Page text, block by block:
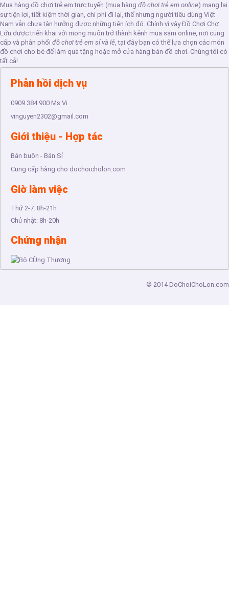
Mua hàng đồ chơi trẻ em trực tuyến (mua hàng đồ chơi trẻ em online) mang lại
sự tiện lợi, tiết kiệm thời gian, chi phí đi lại, thế nhưng người tiêu dùng Việt
Nam vẫn chưa tận hưởng được những tiện ích đó. Chính vì vậy Đồ Chơi Chợ
Lớn được triển khai với mong muốn trở thành kênh mua sắm online, nơi cung
cấp và phân phối đồ chơi trẻ em sỉ và lẻ , tại đây bạn có thể lựa chọn các món
đồ chơi cho bé để làm quà tặng hoặc mở cửa hàng bán đồ chơi. Chúng tôi có
tất cả!
Phản hồi dịch vụ
0909.384.900 Ms Vi
vinguyen2302@gmail.com
Giới thiệu - Hợp tác
Bán buôn - Bán Sỉ
Cung cấp hàng cho dochoicholon.com
Giờ làm việc
Thứ 2-7: 8h-21h
Chủ nhật: 8h-20h
Chứng nhận
© 2014 DoChoiChoLon.com